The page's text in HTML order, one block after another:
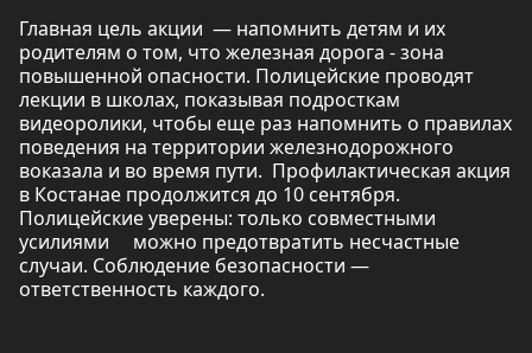
Главная цель акции — напомнить детям и их
родителям о том, что железная дорога - зона
повышенной опасности. Полицейские проводят
лекции в школах, показывая подросткам
видеоролики, чтобы еще раз напомнить о правилах
поведения на территории железнодорожного
воказала и во время пути. Профилактическая акция
в Костанае продолжится до 10 сентября.
Полицейские уверены: только совместными
усилиями можно предотвратить несчастные
случаи. Соблюдение безопасности —
ответственность каждого.